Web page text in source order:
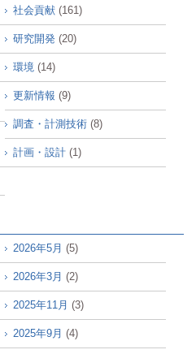
社会貢献 (161)
研究開発 (20)
環境 (14)
更新情報 (9)
調査・計測技術 (8)
計画・設計 (1)
2026年5月 (5)
2026年3月 (2)
2025年11月 (3)
2025年9月 (4)